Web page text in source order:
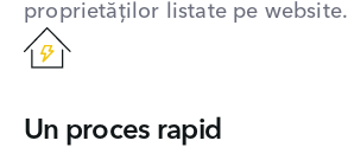
proprietăților listate pe website.
Un proces rapid